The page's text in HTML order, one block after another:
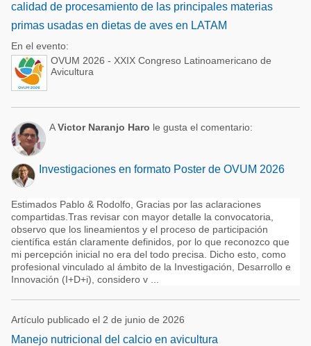
calidad de procesamiento de las principales materias
primas usadas en dietas de aves en LATAM
En el evento:
OVUM 2026 - XXIX Congreso Latinoamericano de
Avicultura
AVictor Naranjo Haro le gusta el comentario:
Investigaciones en formato Poster de OVUM 2026
Estimados Pablo & Rodolfo, Gracias por las aclaraciones
compartidas.Tras revisar con mayor detalle la convocatoria,
observo que los lineamientos y el proceso de participación
científica están claramente definidos, por lo que reconozco que
mi percepción inicial no era del todo precisa. Dicho esto, como
profesional vinculado al ámbito de la Investigación, Desarrollo e
Innovación (I+D+i), considero v ...
Artículo publicado el 2 de junio de 2026
Manejo nutricional del calcio en avicultura